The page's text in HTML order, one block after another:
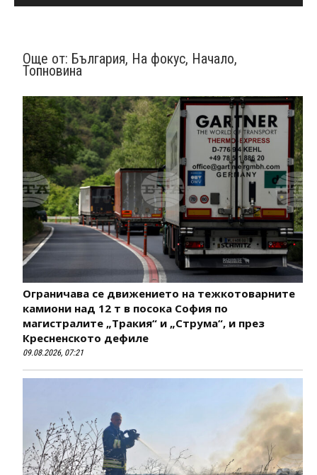
Още от: България, На фокус, Начало,
Топновина
Ограничава се движението на тежкотоварните
камиони над 12 т в посока София по
магистралите „Тракия“ и „Струма“, и през
Кресненското дефиле
09.08.2026, 07:21